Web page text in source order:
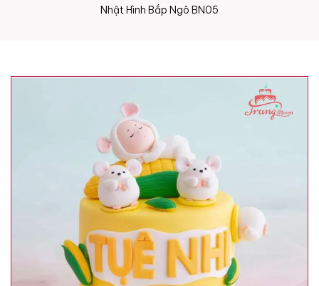
Nhật Hình Bắp Ngô BN05